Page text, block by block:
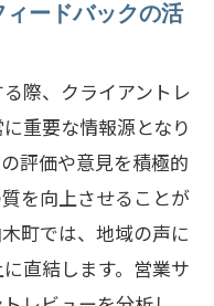
ードバックの活
際、クライアントレ
重要な情報源となり
評価や意見を積極的
を向上させることが
町では、地域の声に
直結します。営業サ